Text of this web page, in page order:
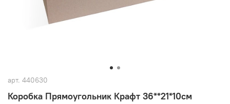
арт. 440630
Коробка Прямоугольник Крафт 36**21*10см